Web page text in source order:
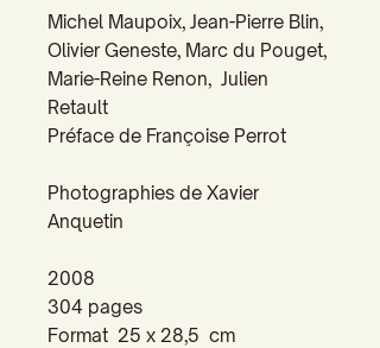
Michel Maupoix, Jean-Pierre Blin,
Olivier Geneste, Marc du Pouget,
Marie-Reine Renon, Julien
Retault
Préface de Françoise Perrot
Photographies de Xavier
Anquetin
2008
304 pages
Format 25 x 28,5 cm